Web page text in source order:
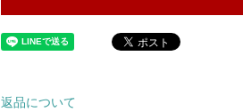
返品について